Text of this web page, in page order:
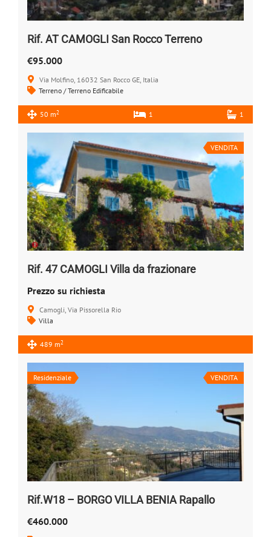
Rif. AT CAMOGLI San Rocco Terreno
€95.000
Via Molfino, 16032 San Rocco GE, Italia
Terreno / Terreno Edificabile
50 m2 1 1
VENDITA
Rif. 47 CAMOGLI Villa da frazionare
Prezzo su richiesta
Camogli, Via Pissorella Rio
Villa
489 m2
Residenziale VENDITA
Rif.W18 – BORGO VILLA BENIA Rapallo
€460.000